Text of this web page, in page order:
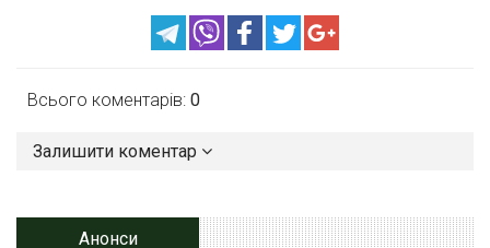
Всього коментарів: 0
Залишити коментар
Анонси